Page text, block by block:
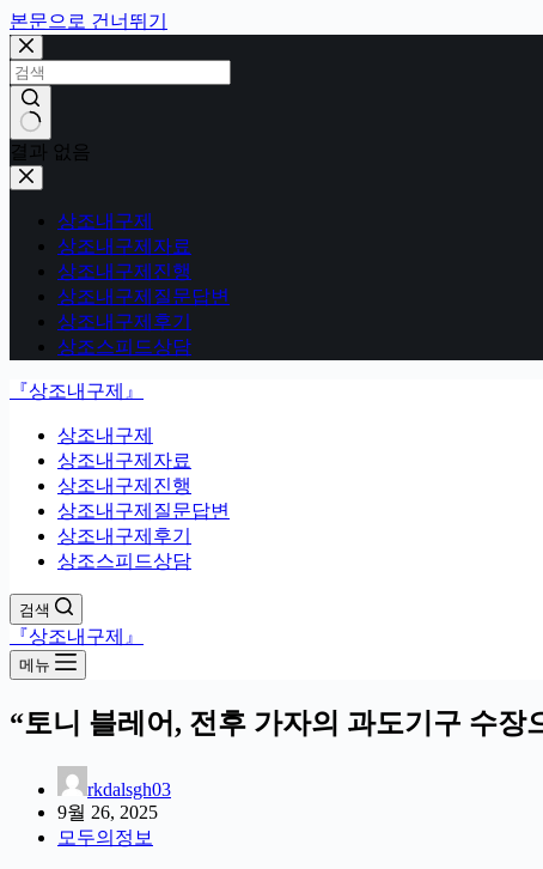
본문으로 건너뛰기
결과 없음
상조내구제
상조내구제자료
상조내구제진행
상조내구제질문답변
상조내구제후기
상조스피드상담
『상조내구제』
상조내구제
상조내구제자료
상조내구제진행
상조내구제질문답변
상조내구제후기
상조스피드상담
검색
『상조내구제』
메뉴
“토니 블레어, 전후 가자의 과도기구 수
rkdalsgh03
9월 26, 2025
모두의정보